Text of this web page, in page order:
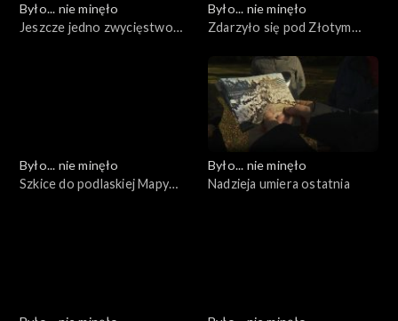
Było... nie minęło
Jeszcze jedno zwycięstwo
Było... nie minęło
Zdarzyło się pod Złotym
Było... nie minęło
Szkice do podlaskiej Mapy
Było... nie minęło
Nadzieja umiera ostatnia